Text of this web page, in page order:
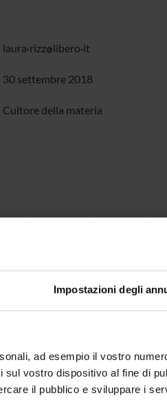
Impostazioni degli
ad esempio il vostro
vostro dispositivo al fine di
il pubblico e sviluppare i
laura rizz libero it
30 settembre 2018
Cultore della materia